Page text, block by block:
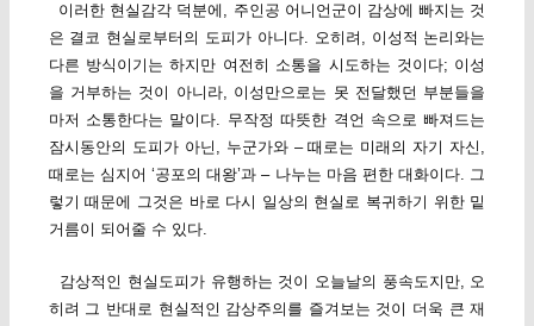
이러한 현실감각 덕분에, 주인공 어니언군이 감상에 빠지는 것
은 결코 현실로부터의 도피가 아니다. 오히려, 이성적 논리와는
다른 방식이기는 하지만 여전히 소통을 시도하는 것이다; 이성
을 거부하는 것이 아니라, 이성만으로는 못 전달했던 부분들을
마저 소통한다는 말이다. 무작정 따뜻한 격언 속으로 빠져드는
잠시동안의 도피가 아닌, 누군가와 – 때로는 미래의 자기 자신,
때로는 심지어 ‘공포의 대왕’과 – 나누는 마음 편한 대화이다. 그
렇기 때문에 그것은 바로 다시 일상의 현실로 복귀하기 위한 밑
거름이 되어줄 수 있다.
감상적인 현실도피가 유행하는 것이 오늘날의 풍속도지만, 오
히려 그 반대로 현실적인 감상주의를 즐겨보는 것이 더욱 큰 재